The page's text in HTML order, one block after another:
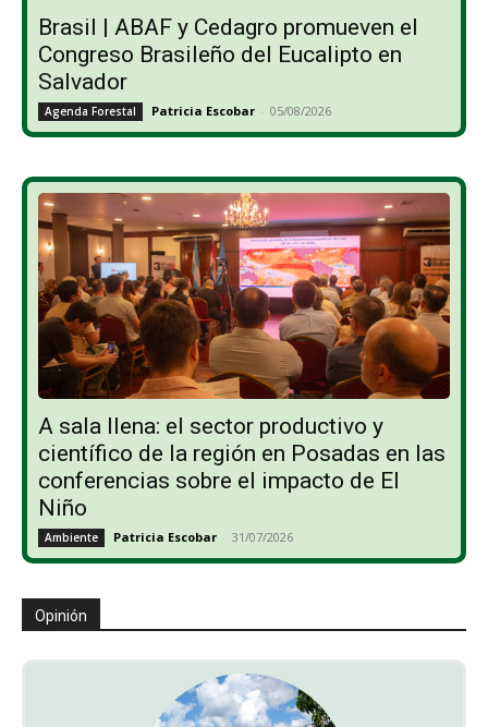
Brasil | ABAF y Cedagro promueven el
Congreso Brasileño del Eucalipto en
Salvador
Agenda Forestal Patricia Escobar - 05/08/2026
A sala llena: el sector productivo y
científico de la región en Posadas en las
conferencias sobre el impacto de El
Niño
Ambiente Patricia Escobar - 31/07/2026
Opinión